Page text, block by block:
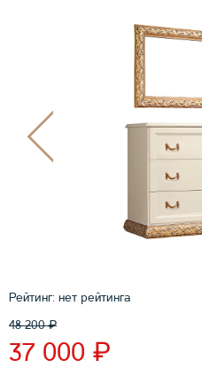
Рейтинг: нет рейтинга
48 200₽
37 000 ₽